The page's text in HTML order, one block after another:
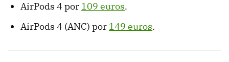
AirPods 4 por 109 euros.
AirPods 4 (ANC) por 149 euros.